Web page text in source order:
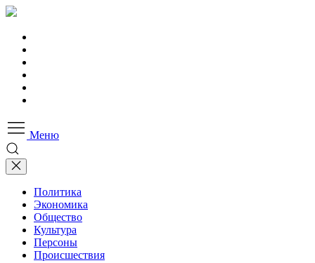
Меню
Политика
Экономика
Общество
Культура
Персоны
Происшествия